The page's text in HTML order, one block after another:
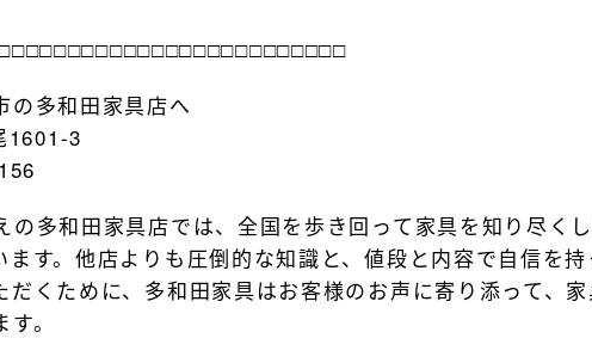
の多和田家具店へ
1601-3
多和田家具店では、全国を歩き回って家具を知り尽く
す。他店よりも圧倒的な知識と、値段と内容で自信を
くために、多和田家具はお客様のお声に寄り添って、
。